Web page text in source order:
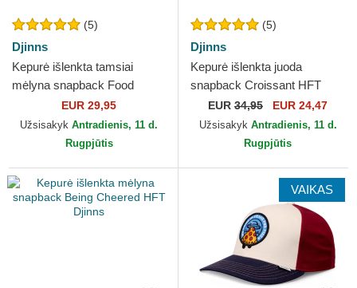
(5)
Djinns
Kepurė išlenkta tamsiai
mėlyna snapback Food
Avocado Djinns
EUR 29,95
Užsisakyk Antradienis, 11 d.
Rugpjūtis
(5)
Djinns
Kepurė išlenkta juoda
snapback Croissant HFT
Food Djinns
EUR 34,95 EUR 24,47
Užsisakyk Antradienis, 11 d.
Rugpjūtis
VAIKAS